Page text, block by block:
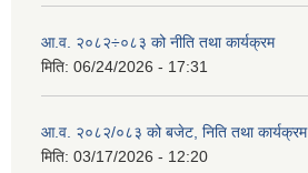
आ.व. २०८२÷०८३ को नीति तथा कार्यक्रम
मिति: 06/24/2026 - 17:31
आ.व. २०८२/०८३ को बजेट, निति तथा कार्यक्रम
मिति: 03/17/2026 - 12:20